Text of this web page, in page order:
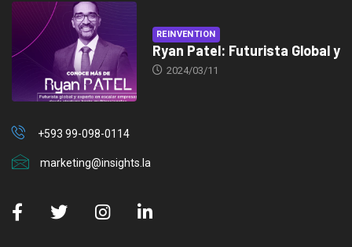
REINVENTION
Ryan Patel: Futurista Global y
2024/03/11
+593 99-098-0114
marketing@insights.la